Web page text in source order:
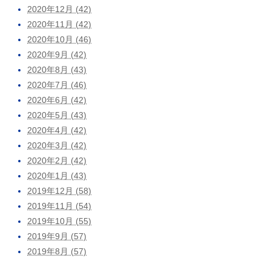
2020年12月 (42)
2020年11月 (42)
2020年10月 (46)
2020年9月 (42)
2020年8月 (43)
2020年7月 (46)
2020年6月 (42)
2020年5月 (43)
2020年4月 (42)
2020年3月 (42)
2020年2月 (42)
2020年1月 (43)
2019年12月 (58)
2019年11月 (54)
2019年10月 (55)
2019年9月 (57)
2019年8月 (57)